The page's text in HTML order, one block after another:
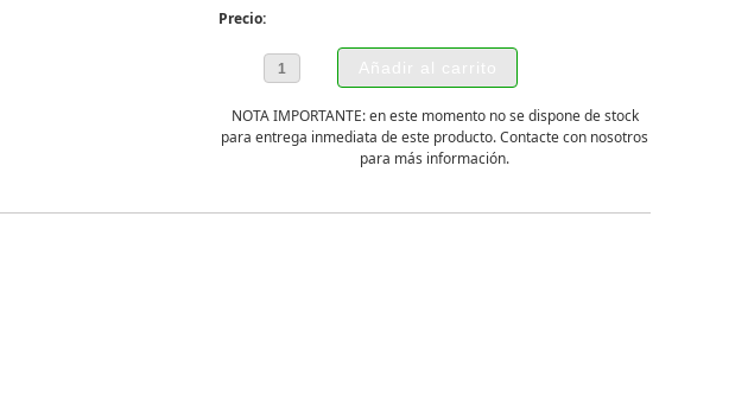
Precio:
NOTA IMPORTANTE: en este momento no se dispone de stock
para entrega inmediata de este producto. Contacte con nosotros
para más información.